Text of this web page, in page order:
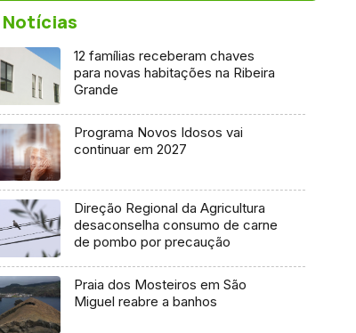
Notícias
12 famílias receberam chaves
para novas habitações na Ribeira
Grande
Programa Novos Idosos vai
continuar em 2027
Direção Regional da Agricultura
desaconselha consumo de carne
de pombo por precaução
Praia dos Mosteiros em São
Miguel reabre a banhos